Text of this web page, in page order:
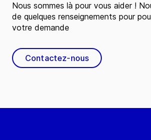
Nous sommes là pour vous aider !
de quelques renseignements pour
votre demande
Contactez-nous